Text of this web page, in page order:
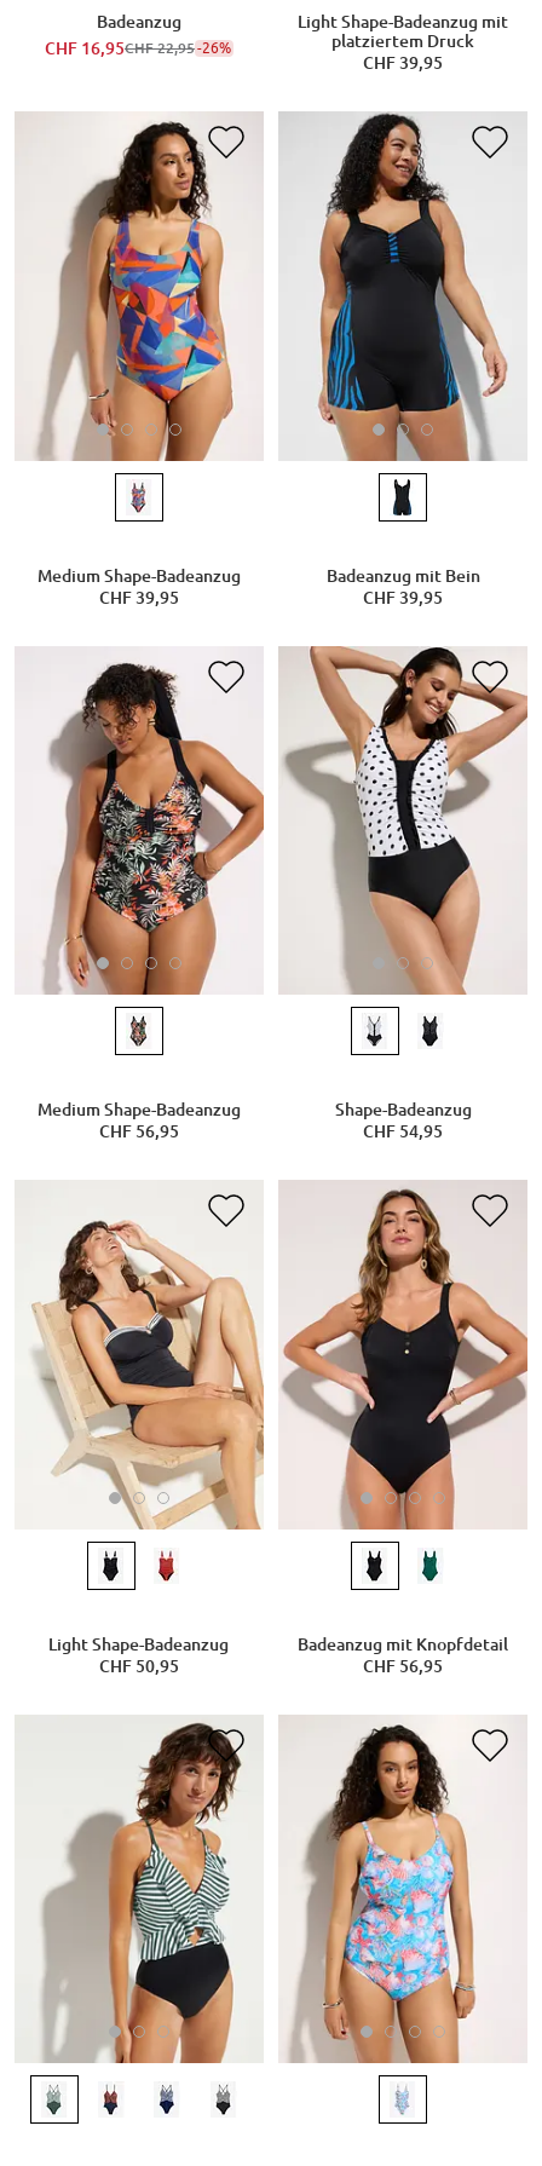
Badeanzug
CHF 16,95CHF 22,95-26%
Light Shape-Badeanzug mit
platziertem Druck
CHF 39,95
Medium Shape-Badeanzug
CHF 39,95
Badeanzug mit Bein
CHF 39,95
Medium Shape-Badeanzug
CHF 56,95
Shape-Badeanzug
CHF 54,95
Light Shape-Badeanzug
CHF 50,95
Badeanzug mit Knopfdetail
CHF 56,95